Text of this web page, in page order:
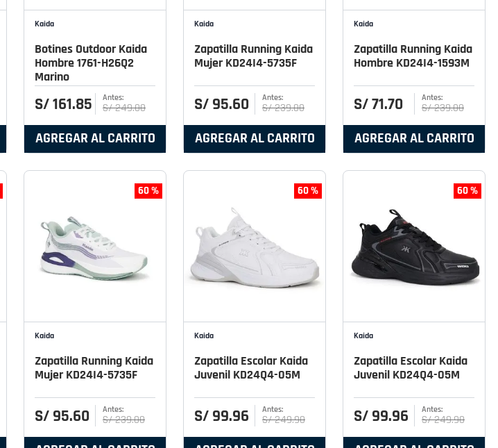
Kaida
Botines Outdoor Kaida
Hombre 1761-H26Q2
Marino
S/161.85 S/249.00
AGREGAR AL CARRITO
Kaida
Zapatilla Running Kaida
Mujer KD24I4-5735F
S/ 95.60 S/239.00
AGREGAR AL CARRITO
Kaida
Zapatilla Running Kaida
Hombre KD24I4-1593M
S/71.70 S/239.00
AGREGAR AL CARRITO
60 %
Kaida
Zapatilla Running Kaida
Mujer KD24I4-5735F
S/ 95.60 S/239.00
60 %
Kaida
Zapatilla Escolar Kaida
Juvenil KD24Q4-05M
S/ 99.96 S/249.90
60 %
Kaida
Zapatilla Escolar Kaida
Juvenil KD24Q4-05M
S/ 99.96 S/249.90